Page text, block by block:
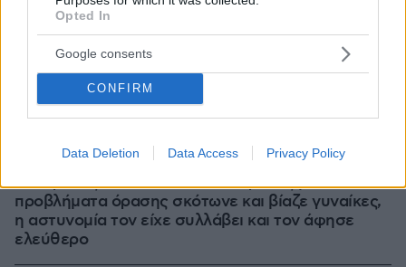
Opted In
Google consents
CONFIRM
Data Deletion Data Access Privacy Policy
Ο «Δράκος» του Λονδίνου: 40χρονος με
προβλήματα όρασης σκότωνε και βίαζε γυναίκες,
η αστυνομία τον είχε συλλάβει και τον άφησε
ελεύθερο
07.08.2026, 22:54